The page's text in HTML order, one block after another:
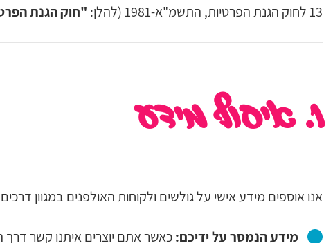
13 לחוק הגנת הפרטיות, התשמ"א-1981 (להלן:
"חוק הגנת
1. איסוף מידע
אנו אוספים מידע אישי על גולשים ולקוחות האולפנים במגוון
מידע הנמסר על ידיכם:כאשר אתם יוצרים איתנו קשר דרך